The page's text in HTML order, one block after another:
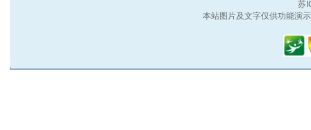
苏
本站图片及文字仅供功能演